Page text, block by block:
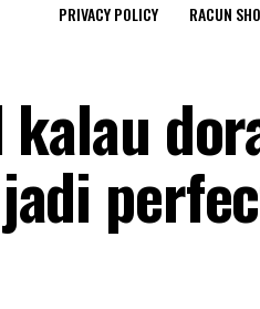
PRIVACY POLICY RACUN
kalau